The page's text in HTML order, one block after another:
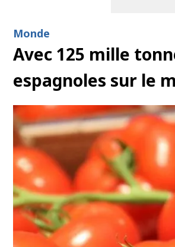
Monde
Avec 125 mille
espagnoles sur le